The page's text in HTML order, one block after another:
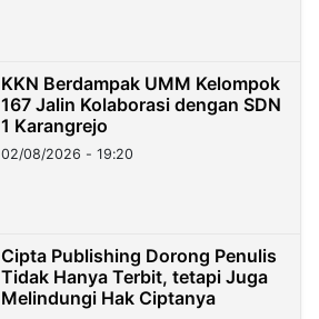
KKN Berdampak UMM Kelompok
167 Jalin Kolaborasi dengan SDN
1 Karangrejo
02/08/2026 - 19:20
Cipta Publishing Dorong Penulis
Tidak Hanya Terbit, tetapi Juga
Melindungi Hak Ciptanya